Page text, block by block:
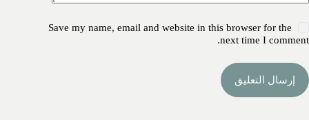
Save my name, email and website in this browser for the
next time I comment.
إرسال التعليق